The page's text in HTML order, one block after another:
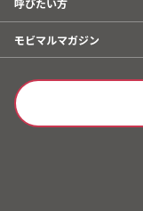
呼びたい方
モビマルマガジン